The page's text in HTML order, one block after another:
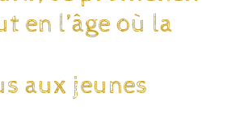
en l’âge où la
aux jeunes